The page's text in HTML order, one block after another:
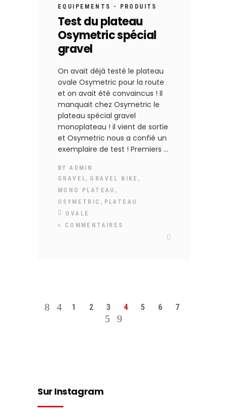
EQUIPEMENTS - PRODUITS
Test du plateau
Osymetric spécial
gravel
On avait déjà testé le plateau
ovale Osymetric pour la route
et on avait été convaincus ! Il
manquait chez Osymetric le
plateau spécial gravel
monoplateau ! il vient de sortie
et Osymetric nous a confié un
exemplaire de test ! Premiers
BYADMIN
GRAVEL , GRAVEL BIKE ,
MONO PLATEAU ,
OSYMETRIC , PLATEAU
OVALE
COMMENTAIRES
1 2 3 4 5 6 7
Sur Instagram